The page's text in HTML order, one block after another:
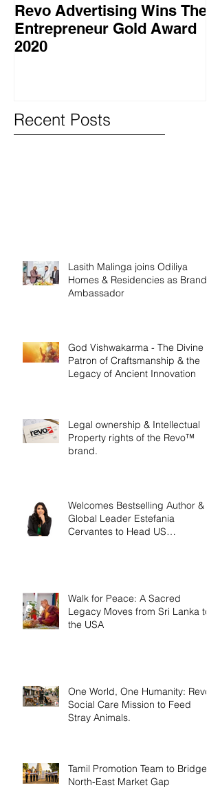
Revo Advertising Wins The
Entrepreneur Gold Award
2020
Recent Posts
Lasith Malinga joins Odiliya
Homes & Residencies as Brand
Ambassador
God Vishwakarma - The Divine
Patron of Craftsmanship & the
Legacy of Ancient Innovation
Legal ownership & Intellectual
Property rights of the Revo™
brand.
Welcomes Bestselling Author &
Global Leader Estefania
Cervantes to Head US
Walk for Peace: A Sacred
Legacy Moves from Sri Lanka to
the USA
One World, One Humanity: Revo
Social Care Mission to Feed
Stray Animals.
Tamil Promotion Team to Bridge
North-East Market Gap